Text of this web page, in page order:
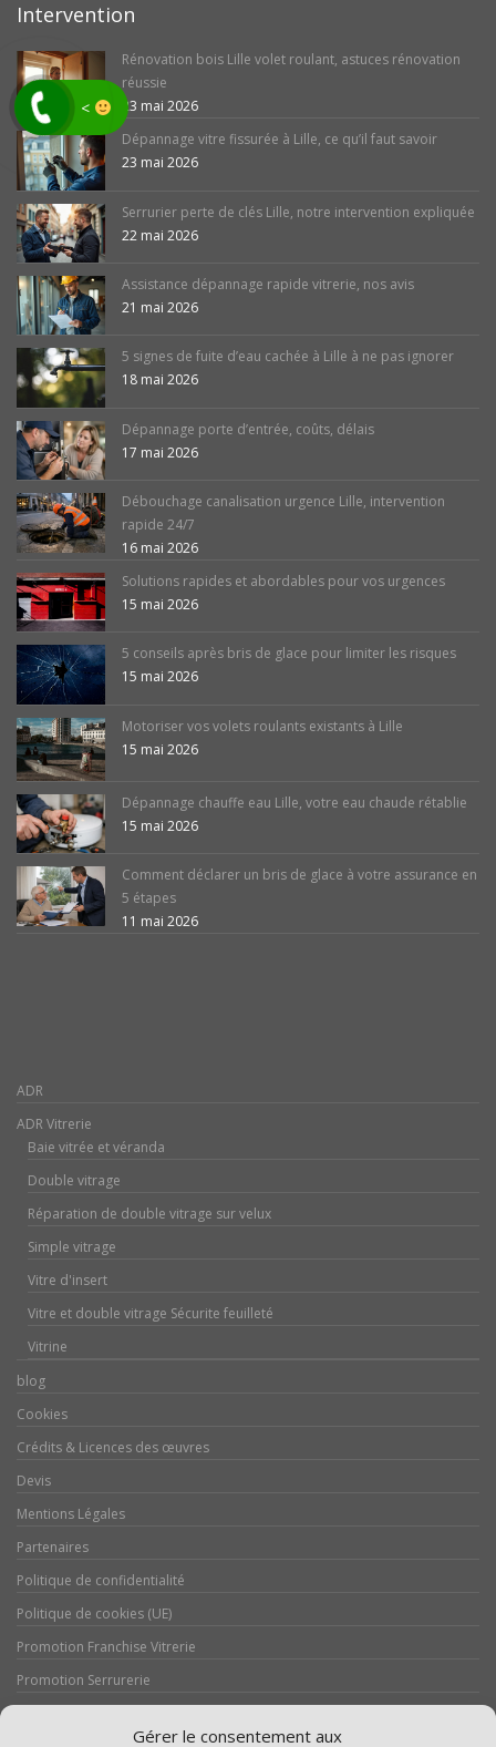
Gérer le consentement aux
Intervention
Rénovation bois Lille volet roulant, astuces rénovation
réussie
23 mai 2026
Dépannage vitre fissurée à Lille, ce qu’il faut savoir
23 mai 2026
Serrurier perte de clés Lille, notre intervention expliquée
22 mai 2026
Assistance dépannage rapide vitrerie, nos avis
21 mai 2026
5 signes de fuite d’eau cachée à Lille à ne pas ignorer
18 mai 2026
Dépannage porte d’entrée, coûts, délais
17 mai 2026
Débouchage canalisation urgence Lille, intervention
rapide 24/7
16 mai 2026
Solutions rapides et abordables pour vos urgences
15 mai 2026
5 conseils après bris de glace pour limiter les risques
15 mai 2026
Motoriser vos volets roulants existants à Lille
15 mai 2026
Dépannage chauffe eau Lille, votre eau chaude rétablie
15 mai 2026
Comment déclarer un bris de glace à votre assurance en
5 étapes
11 mai 2026
ADR
ADR Vitrerie
Baie vitrée et véranda
Double vitrage
Réparation de double vitrage sur velux
Simple vitrage
Vitre d'insert
Vitre et double vitrage Sécurite feuilleté
Vitrine
blog
Cookies
Crédits & Licences des œuvres
Devis
Mentions Légales
Partenaires
Politique de confidentialité
Politique de cookies (UE)
Promotion Franchise Vitrerie
Promotion Serrurerie
<